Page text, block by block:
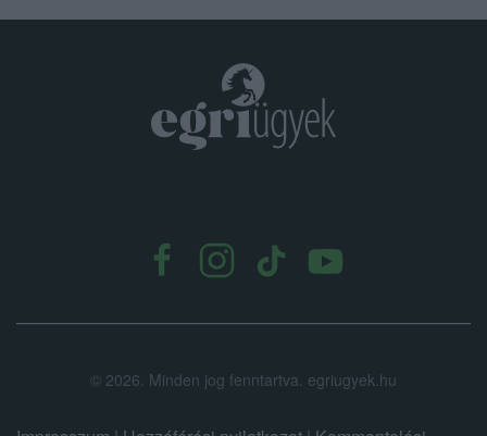
© 2026. Minden jog fenntartva. egriugyek.hu